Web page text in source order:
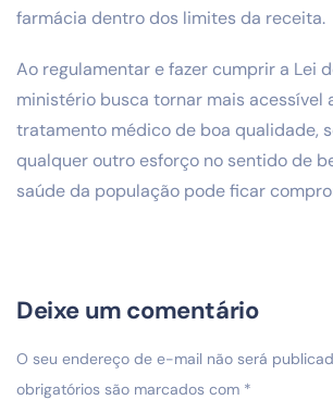
farmácia dentro dos limites da receita.
Ao regulamentar e fazer cumprir a Lei
ministério busca tornar mais acessível
tratamento médico de boa qualidade,
qualquer outro esforço no sentido de
saúde da população pode ficar
Deixe um comentário
O seu endereço de e-mail não será
obrigatórios são marcados com *